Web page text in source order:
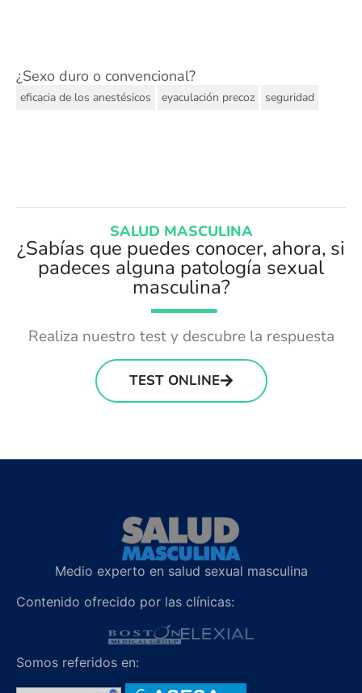
¿Sexo duro o convencional?
eficacia de los anestésicos eyaculación precoz seguridad
SALUD MASCULINA
¿Sabías que puedes conocer, ahora, si
padeces alguna patología sexual
masculina?
Realiza nuestro test y descubre la respuesta
TEST ONLINE
Medio experto en salud sexual masculina
Contenido ofrecido por las clínicas:
Somos referidos en: